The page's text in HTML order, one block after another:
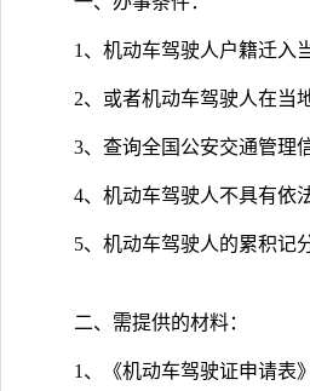
1、机动车驾驶人户籍迁入
2、或者机动车驾驶人在当
3、查询全国公安交通管理
4、机动车驾驶人不具有依
5、机动车驾驶人的累积记
二、需提供的材料：
1、《机动车驾驶证申请表